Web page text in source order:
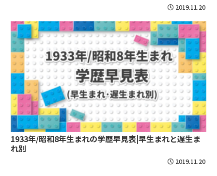
2019.11.20
1933年/昭和8年生まれの学歴早見表|早生まれと遅生ま
れ別
2019.11.20